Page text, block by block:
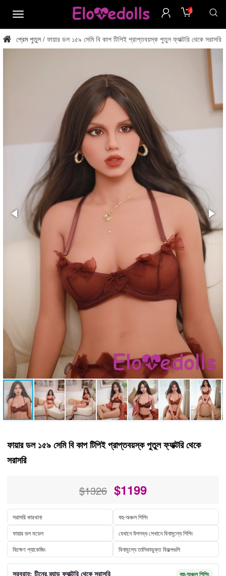
মেনু
0
প্রেম পুতুল / ফায়ার ডল ১৫৯ সেমি বি কাপ টিপিই প্রাপ্তবয়স্ক পুতুল ফ্যাক্টরি থেকে সরাসরি
ফায়ার ডল ১৫৯ সেমি বি কাপ টিপিই প্রাপ্তবয়স্ক পুতুল ফ্যাক্টরি থেকে
সরাসরি
$1326 $1199
সরাসরি কারখানা
বহু-অঞ্চল শিপিং
ফায়ার ডল মডেল
যেখানে উপলব্ধ সেখানে বিনামূল্যে শিপিং
বিচক্ষণ প্যাকেজিং
বিনামূল্যে তালিকাভুক্ত বিকল্পগুলি
সরবরাহ: চীনের ব্র্যান্ড ফ্যাক্টরি থেকে সরাসরি বহু-অঞ্চল শিপিং